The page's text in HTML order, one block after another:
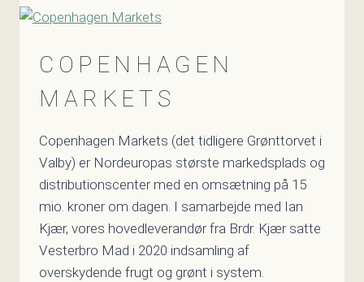
COPENHAGEN
MARKETS
Copenhagen Markets (det tidligere Grønttorvet i
Valby) er Nordeuropas største markedsplads og
distributionscenter med en omsætning på 15
mio. kroner om dagen. I samarbejde med Ian
Kjær, vores hovedleverandør fra Brdr. Kjær satte
Vesterbro Mad i 2020 indsamling af
overskydende frugt og grønt i system.